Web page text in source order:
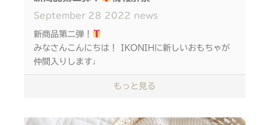
September 28 2022 news
新商品第二弾！
みなさんこんにちは！ IKONIHに新しいおもちゃが
仲間入りします♩
おもちゃ開発担当は手芸好き？！
インテリアに映えるもの... でもお子さまも遊べるお
もっと見る